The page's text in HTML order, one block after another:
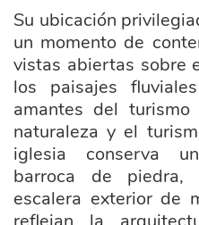
Su ubicación
un momento de
vistas abiertas sobre
los paisajes
amantes del
naturaleza y el
iglesia conserva
barroca de piedra,
escalera exterior de